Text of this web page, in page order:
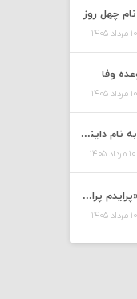
چهل روز
وفا
دانلود آهنگ مصطفی ابراهیمی به نام داینی داینی جونم قربون پنج تیر پرونم
دانلود آهنگ امیر غلامی به نام «پرایدم پرایدم همش خرابه یار نیو کنارم دیگه پولی نداروم (ریمیکس اینستاگرام)»